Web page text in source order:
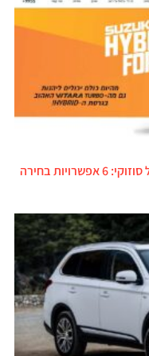
הוצג הסדר פשרה בפרשת ההיברידיות של סוזוקי: 6 אפשרויות בחירה